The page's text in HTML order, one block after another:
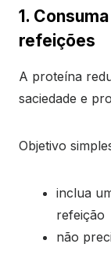
1.
refeições
A proteína
saciedade e
Objetivo
inclua
refeição
não